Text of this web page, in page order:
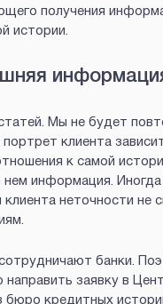
получения
истории.
Мы не будет
клиента
к самой
информация.
неточности
банки.
заявку в
кредитных